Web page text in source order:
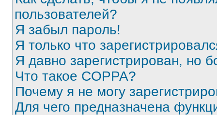
пользователей?
Я забыл пароль!
Я только что
Я давно зарегистрирован, но
Что такое COPPA?
Почему я не могу
Для чего предназначена